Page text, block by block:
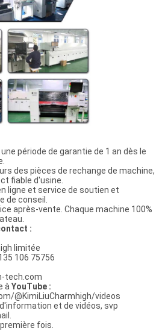
période de garantie de 1 an dès le
des pièces de rechange de machine,
fiable d'usine.
ligne et service de soutien et
de conseil.
après-vente. Chaque machine 100%
:
limitée
106 75756
tech.com
à YouTube :
@KimiLiuCharmhigh/videos
et de vidéos, svp
fois.